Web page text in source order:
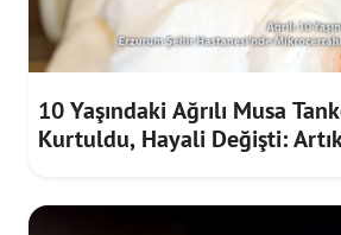
10 Yaşındaki Ağrılı Musa
Kurtuldu, Hayali Değişti: